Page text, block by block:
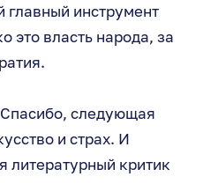
главный инструмент
это власть народа, за
Спасибо, следующая
и страх. И
литературный критик